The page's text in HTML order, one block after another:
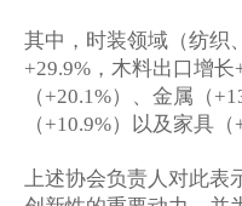
其中，时装领域（纺织
+29.9% ，木料出口增长
（+20.1%）、金属（
（+10.9%）以及家具（
上述协会负责人对此表